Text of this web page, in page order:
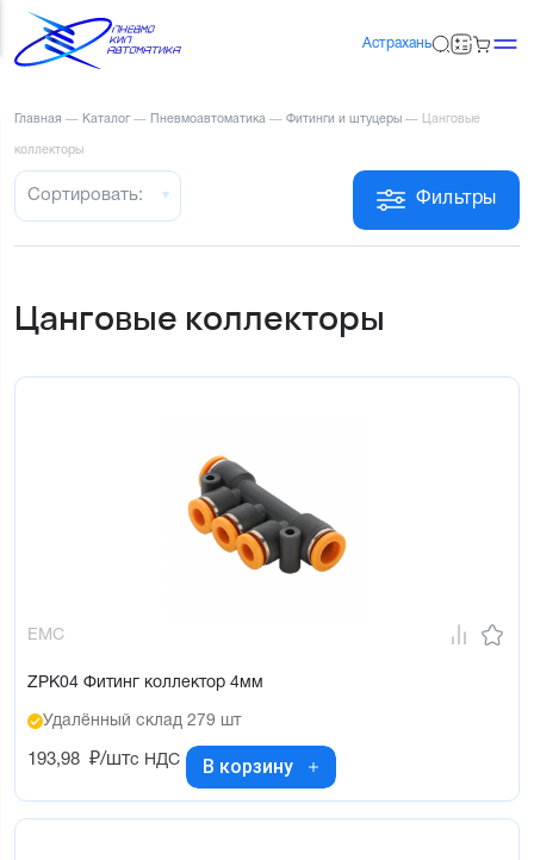
Астрахань
Главная — Каталог — Пневмоавтоматика — Фитинги и штуцеры — Цанговые
коллекторы
Фильтры
Сортировать:
Цанговые коллекторы
EMC
ZPK04 Фитинг коллектор 4мм
Удалённый склад 279 шт
193,98 ₽/штс НДС В корзину